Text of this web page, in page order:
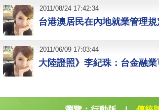
台港澳居民在內地就業管理規
2011/08/24 17:42:34
大陸證照》李紀珠：台金融
2011/06/09 17:03:44